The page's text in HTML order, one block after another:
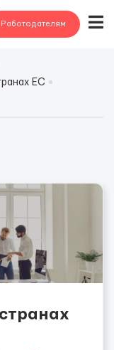
Работодателям
ЕС